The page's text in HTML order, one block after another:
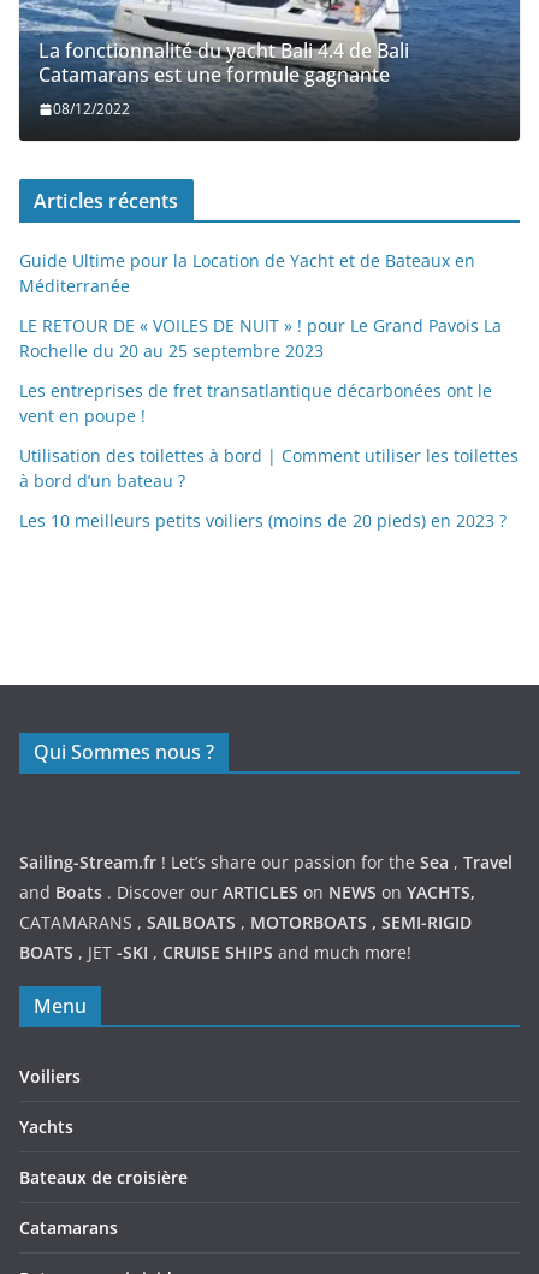
La fonctionnalité du yacht Bali 4.4 de Bali
Catamarans est une formule gagnante
08/12/2022
Articles récents
Guide Ultime pour la Location de Yacht et de Bateaux en
Méditerranée
LE RETOUR DE « VOILES DE NUIT » ! pour Le Grand Pavois La
Rochelle du 20 au 25 septembre 2023
Les entreprises de fret transatlantique décarbonées ont le
vent en poupe !
Utilisation des toilettes à bord | Comment utiliser les toilettes
à bord d’un bateau ?
Les 10 meilleurs petits voiliers (moins de 20 pieds) en 2023 ?
Qui Sommes nous ?
Sailing-Stream.fr ! Let’s share our passion for the Sea , Travel
and Boats . Discover our ARTICLES on NEWS on YACHTS,
CATAMARANS , SAILBOATS , MOTORBOATS , SEMI-RIGID
BOATS , JET -SKI , CRUISE SHIPS and much more!
Menu
Voiliers
Yachts
Bateaux de croisière
Catamarans